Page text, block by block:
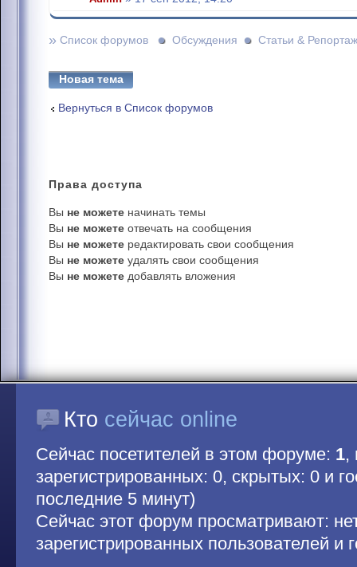
» Список форумов Обсуждения Статьи &
Новая тема
Вернуться в Список форумов
Права доступа
Вы не можете начинать темы
Вы не можете отвечать на сообщения
Вы не можете редактировать свои сообщения
Вы не можете удалять свои сообщения
Вы не можете добавлять вложения
Кто сейчас online
Сейчас посетителей в этом форуме: 1,
зарегистрированных: 0, скрытых: 0 и
последние 5 минут)
Сейчас этот форум просматривают:
зарегистрированных пользователей и